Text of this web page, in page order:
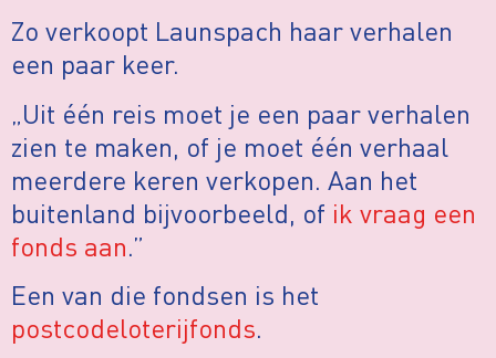
Zo verkoopt Launspach haar verhalen
een paar keer.
„Uit één reis moet je een paar verhalen
zien te maken, of je moet één verhaal
meerdere keren verkopen. Aan het
buitenland bijvoorbeeld, of ik vraag een
fonds aan.”
Een van die fondsen is het
postcodeloterijfonds.